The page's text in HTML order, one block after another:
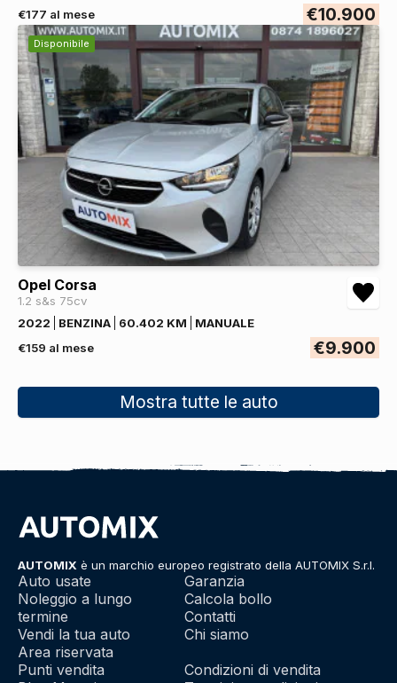
€177 al mese
€10.900
Disponibile
Opel Corsa
1.2 s&s 75cv
2022
BENZINA 60.402 KM
MANUALE
€159 al mese
€9.900
Mostra tutte le auto
AUTOMIX è un marchio europeo registrato della AUTOMIX S.r.l.
Auto usate
Noleggio a lungo
termine
Vendi la tua auto
Area riservata
Garanzia
Calcola bollo
Contatti
Chi siamo
Punti vendita
Condizioni di vendita